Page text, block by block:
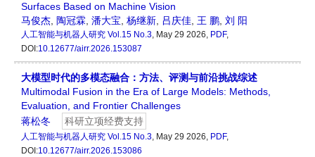
Surfaces Based on Machine Vision
马俊杰
陶冠霖 潘大宝 杨继新 吕庆佳 王 鹏 刘 阳
人工智能与机器人研究 Vol.15 No.3, May 29 2026, PDF,
DOI:10.12677/airr.2026.153087
大模型时代的多模态融合：方法、评测与前沿挑战综述
Multimodal Fusion in the Era of Large Models: Methods,
Evaluation, and Frontier Challenges
蒋松冬
科研立项经费支持
人工智能与机器人研究 Vol.15 No.3, May 29 2026, PDF,
DOI:10.12677/airr.2026.153086